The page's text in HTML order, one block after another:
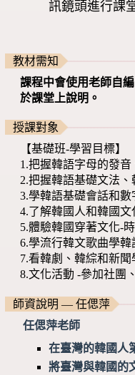
訊鏡頭進行課
教材需知
課程中會使用老師自
於課堂上說明。
授課對象
【基礎班-學習目標】
1.把握韓語字母的發音
2.把握韓語基礎文法、
3.學韓語基礎會話和數
4.了解韓國人和韓國文
5.體驗韓國穿著文化-
6.學流行韓文歌曲學韓
7.看韓劇、韓綜和新聞
8.文化活動 -參加社團
師資說明 — 任偲萍
任偲萍老師
在臺灣的韓國人
將臺灣與韓國的